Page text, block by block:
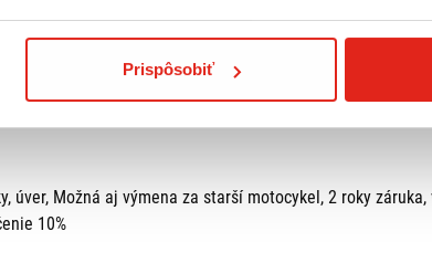
Prispôsobiť
úver, Možná aj výmena za starší motocykel, 2 roky
10%